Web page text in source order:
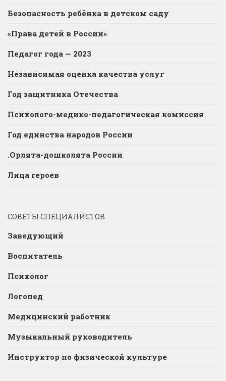
Безопасность ребёнка в детском саду
«Права детей в России»
Педагог года — 2023
Независимая оценка качества услуг
Год защитника Отечества
Психолого-медико-педагогическая комиссия
Год единства народов России
.Орлята-дошколята России
Лица героев
СОВЕТЫ СПЕЦИАЛИСТОВ
Заведующий
Воспитатель
Психолог
Логопед
Медицинский работник
Музыкальный руководитель
Инструктор по физической культуре